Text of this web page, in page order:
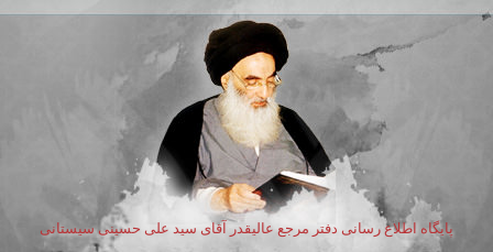
پایگاه اطلاع رسانی دفتر مرجع عالیقدر آقای سید علی حسینی سیستانی